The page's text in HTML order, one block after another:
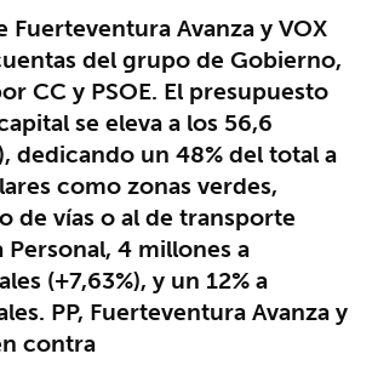
Fuerteventura Avanza y VOX
del grupo de Gobierno,
CC y PSOE. El presupuesto
se eleva a los 56,6
dedicando un 48% del total a
como zonas verdes,
de vías o al de transporte
4 millones a
(+7,63%), y un 12% a
PP, Fuerteventura Avanza y
contra